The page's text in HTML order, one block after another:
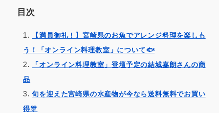
目次
【満員御礼！】宮崎県のお魚でアレンジ料理を楽しも
う！「オンライン料理教室」について🐟
「オンライン料理教室」登壇予定の結城嘉朗さんの商
品
旬を迎えた宮崎県の水産物が今なら送料無料でお買い
得🎊